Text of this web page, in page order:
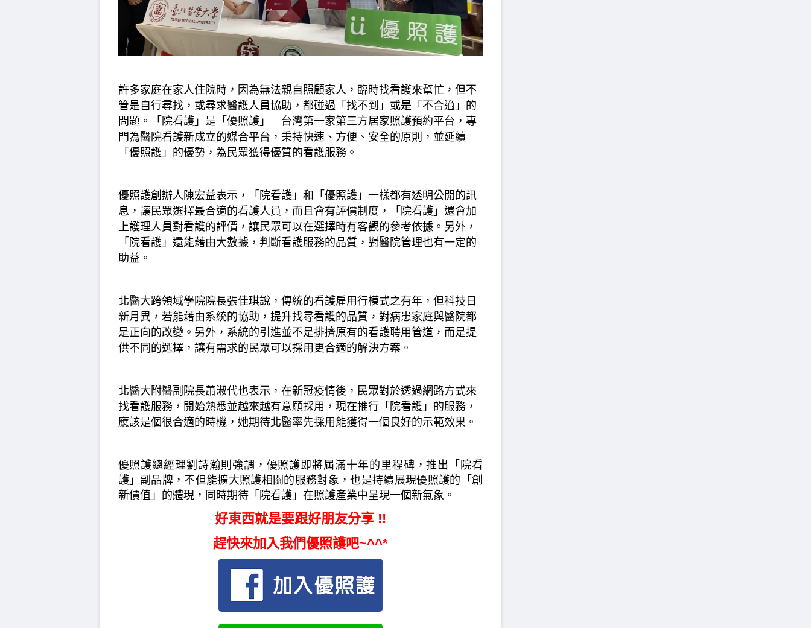
許多家庭在家人住院時，因為無法親自照顧家人，臨時找看護來幫忙，但不
管是自行尋找，或尋求醫護人員協助，都碰過「找不到」或是「不合適」的
問題。「院看護」是「優照護」—台灣第一家第三方居家照護預約平台，專
門為醫院看護新成立的媒合平台，秉持快速、方便、安全的原則，並延續
「優照護」的優勢，為民眾獲得優質的看護服務。
優照護創辦人陳宏益表示，「院看護」和「優照護」一樣都有透明公開的訊
息，讓民眾選擇最合適的看護人員，而且會有評價制度，「院看護」還會加
上護理人員對看護的評價，讓民眾可以在選擇時有客觀的參考依據。另外，
「院看護」還能藉由大數據，判斷看護服務的品質，對醫院管理也有一定的
助益。
北醫大跨領域學院院長張佳琪說，傳統的看護雇用行模式之有年，但科技日
新月異，若能藉由系統的協助，提升找尋看護的品質，對病患家庭與醫院都
是正向的改變。另外，系統的引進並不是排擠原有的看護聘用管道，而是提
供不同的選擇，讓有需求的民眾可以採用更合適的解決方案。
北醫大附醫副院長蕭淑代也表示，在新冠疫情後，民眾對於透過網路方式來
找看護服務，開始熟悉並越來越有意願採用，現在推行「院看護」的服務，
應該是個很合適的時機，她期待北醫率先採用能獲得一個良好的示範效果。
優照護總經理劉詩瀚則強調，優照護即將屆滿十年的里程碑，推出「院看
護」副品牌，不但能擴大照護相關的服務對象，也是持續展現優照護的「創
新價值」的體現，同時期待「院看護」在照護產業中呈現一個新氣象。
好東西就是要跟好朋友分享 !!
趕快來加入我們優照護吧~^^*